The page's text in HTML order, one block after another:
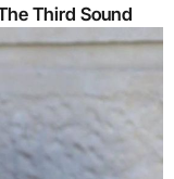
Third Sound